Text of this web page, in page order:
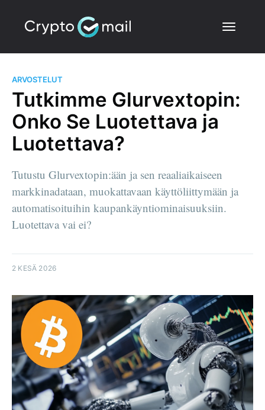
ARVOSTELUT
Tutkimme Glurvextopin:
Onko Se Luotettava ja
Luotettava?
Tutustu Glurvextopin:ään ja sen reaaliaikaiseen
markkinadataan, muokattavaan käyttöliittymään ja
automatisoituihin kaupankäyntiominaisuuksiin.
Luotettava vai ei?
2 KESÄ 2026